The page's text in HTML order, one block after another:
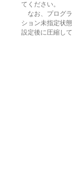
てください。
なお、プログ
ション未指定状
設定後に圧縮して